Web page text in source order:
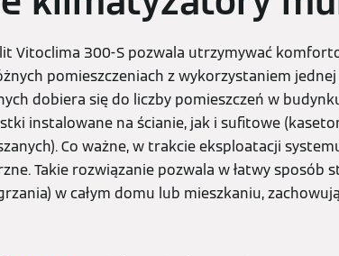
Vitoclima 300-S pozwala utrzymywać
pomieszczeniach z wykorzystaniem
dobiera się do liczby pomieszczeń w
instalowane na ścianie, jak i sufitowe
Co ważne, w trakcie eksploatacji
Takie rozwiązanie pozwala w łatwy sposób
w całym domu lub mieszkaniu,